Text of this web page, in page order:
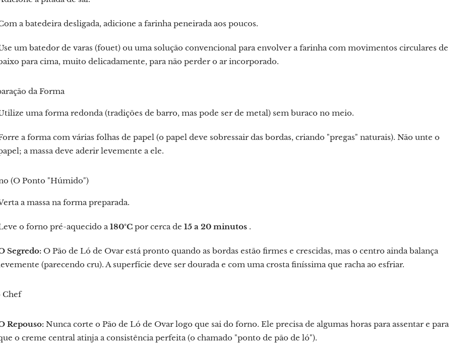
a batedeira desligada, adicione a farinha peneirada aos poucos.
um batedor de varas (fouet) ou uma solução convencional para envolver a farinha com movimentos circulares de
para cima, muito delicadamente, para não perder o ar incorporado.
da Forma
uma forma redonda (tradições de barro, mas pode ser de metal) sem buraco no meio.
a forma com várias folhas de papel (o papel deve sobressair das bordas, criando "pregas" naturais). Não unte o
a massa deve aderir levemente a ele.
(O Ponto "Húmido")
a massa na forma preparada.
o forno pré-aquecido a180°C por cerca de 15 a 20 minutos .
Segredo: O Pão de Ló de Ovar está pronto quando as bordas estão firmes e crescidas, mas o centro ainda balança
(parecendo cru). A superfície deve ser dourada e com uma crosta finíssima que racha ao esfriar.
Chef
Repouso: Nunca corte o Pão de Ló de Ovar logo que sai do forno. Ele precisa de algumas horas para assentar e para
o creme central atinja a consistência perfeita (o chamado "ponto de pão de ló").